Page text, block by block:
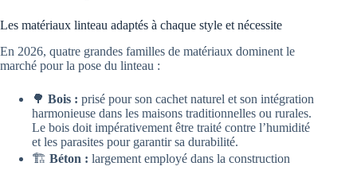
Les matériaux linteau adaptés à chaque style et nécessite
En 2026, quatre grandes familles de matériaux dominent le
marché pour la pose du linteau :
🌳 Bois : prisé pour son cachet naturel et son intégration
harmonieuse dans les maisons traditionnelles ou rurales.
Le bois doit impérativement être traité contre l’humidité
et les parasites pour garantir sa durabilité.
🏗️ Béton : largement employé dans la construction